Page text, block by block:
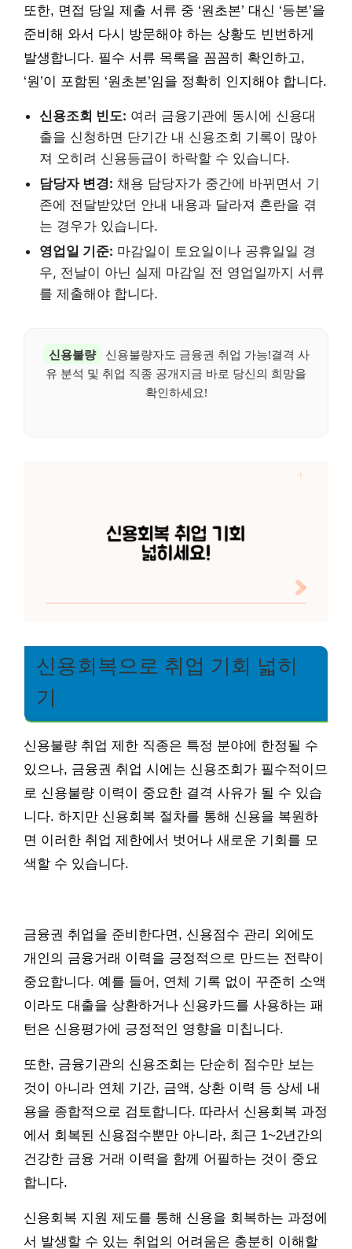
또한, 면접 당일 제출 서류 중 ‘원초본’ 대신 ‘등본’을
준비해 와서 다시 방문해야 하는 상황도 빈번하게
발생합니다. 필수 서류 목록을 꼼꼼히 확인하고,
‘원’이 포함된 ‘원초본’임을 정확히 인지해야 합니다.
신용조회 빈도: 여러 금융기관에 동시에 신용대
출을 신청하면 단기간 내 신용조회 기록이 많아
져 오히려 신용등급이 하락할 수 있습니다.
담당자 변경: 채용 담당자가 중간에 바뀌면서 기
존에 전달받았던 안내 내용과 달라져 혼란을 겪
는 경우가 있습니다.
영업일 기준: 마감일이 토요일이나 공휴일일 경
우, 전날이 아닌 실제 마감일 전 영업일까지 서류
를 제출해야 합니다.
신용불량
신용불량자도 금융권 취업 가능!결격 사
유 분석 및 취업 직종 공개지금 바로 당신의 희망을
확인하세요!
신용회복으로 취업 기회 넓히
기
신용불량 취업 제한 직종은 특정 분야에 한정될 수
있으나, 금융권 취업 시에는 신용조회가 필수적이므
로 신용불량 이력이 중요한 결격 사유가 될 수 있습
니다. 하지만 신용회복 절차를 통해 신용을 복원하
면 이러한 취업 제한에서 벗어나 새로운 기회를 모
색할 수 있습니다.
금융권 취업을 준비한다면, 신용점수 관리 외에도
개인의 금융거래 이력을 긍정적으로 만드는 전략이
중요합니다. 예를 들어, 연체 기록 없이 꾸준히 소액
이라도 대출을 상환하거나 신용카드를 사용하는 패
턴은 신용평가에 긍정적인 영향을 미칩니다.
또한, 금융기관의 신용조회는 단순히 점수만 보는
것이 아니라 연체 기간, 금액, 상환 이력 등 상세 내
용을 종합적으로 검토합니다. 따라서 신용회복 과정
에서 회복된 신용점수뿐만 아니라, 최근 1~2년간의
건강한 금융 거래 이력을 함께 어필하는 것이 중요
합니다.
신용회복 지원 제도를 통해 신용을 회복하는 과정에
서 발생할 수 있는 취업의 어려움은 충분히 이해할